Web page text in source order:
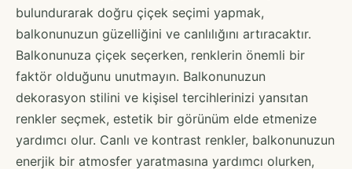
bulundurarak doğru çiçek seçimi yapmak,
balkonunuzun güzelliğini ve canlılığını artıracaktır.
Balkonunuza çiçek seçerken, renklerin önemli bir
faktör olduğunu unutmayın. Balkonunuzun
dekorasyon stilini ve kişisel tercihlerinizi yansıtan
renkler seçmek, estetik bir görünüm elde etmenize
yardımcı olur. Canlı ve kontrast renkler, balkonunuzun
enerjik bir atmosfer yaratmasına yardımcı olurken,